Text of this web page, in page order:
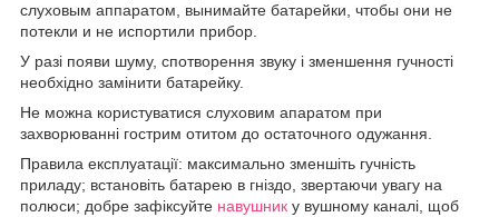
слуховым аппаратом, вынимайте батарейки, чтобы они не
потекли и не испортили прибор.
У разі появи шуму, спотворення звуку і зменшення гучності
необхідно замінити батарейку.
Не можна користуватися слуховим апаратом при
захворюванні гострим отитом до остаточного одужання.
Правила експлуатації: максимально зменшіть гучність
приладу; встановіть батарею в гніздо, звертаючи увагу на
полюси; добре зафіксуйте навушник у вушному каналі, щоб